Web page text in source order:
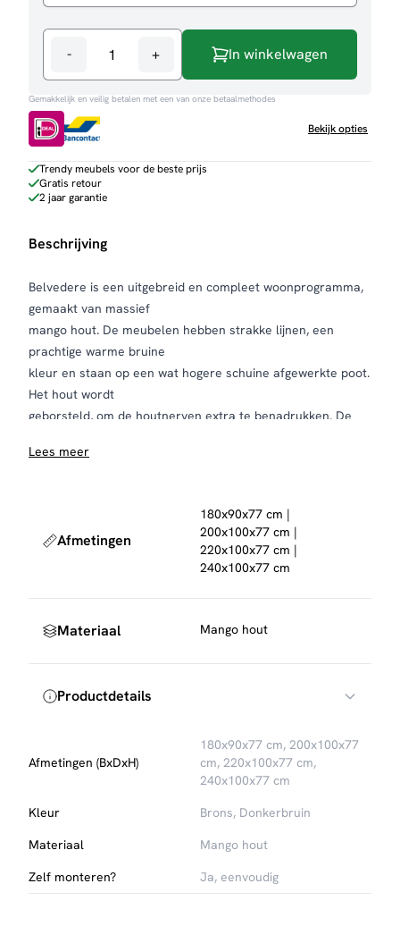
-
Belvedere
-
Rechthoekig
aantal
+ In winkelwagen
Gemakkelijk en veilig betalen met een van onze betaalmethodes
Bekijk opties
Trendy meubels voor de beste prijs
Gratis retour
2 jaar garantie
Beschrijving
Belvedere is een uitgebreid en compleet woonprogramma,
gemaakt van massief
mango hout. De meubelen hebben strakke lijnen, een
prachtige warme bruine
kleur en staan op een wat hogere schuine afgewerkte poot.
Het hout wordt
geborsteld, om de houtnerven extra te benadrukken. De
accenten zorgen ervoor dat deze collectie een luxe
Lees meer
Afmetingen
180x90x77 cm |
200x100x77 cm |
220x100x77 cm |
240x100x77 cm
Materiaal Mango hout
Productdetails
Afmetingen (BxDxH)
180x90x77 cm, 200x100x77
cm, 220x100x77 cm,
240x100x77 cm
Kleur
Brons, Donkerbruin
Materiaal
Mango hout
Zelf monteren?
Ja, eenvoudig